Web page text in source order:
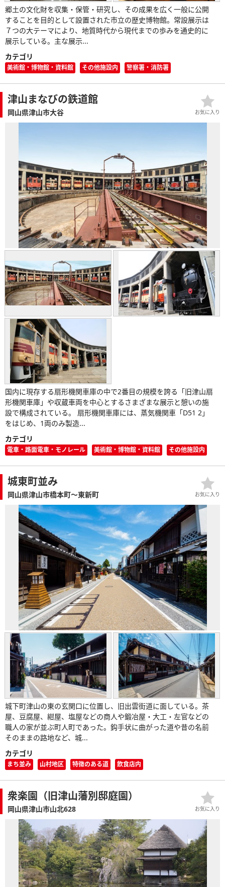
郷土の文化財を収集・保管・研究し、その成果を広く一般に公開
することを目的として設置された市立の歴史博物館。常設展示は
７つの大テーマにより、地質時代から現代までの歩みを通史的に
展示している。主な展示...
カテゴリ
美術館・博物館・資料館 その他施設内 警察署・消防署
津山まなびの鉄道館
岡山県津山市大谷
国内に現存する扇形機関車庫の中で2番目の規模を誇る「旧津山扇
形機関車庫」や収蔵車両を中心とするさまざまな展示と憩いの施
設で構成されている。 扇形機関車庫には、蒸気機関車「D51 2」
をはじめ、1両のみ製造...
カテゴリ
電車・路面電車・モノレール 美術館・博物館・資料館 その他施設内
お気に入り
城東町並み
岡山県津山市橋本町～東新町
城下町津山の東の玄関口に位置し、旧出雲街道に面している。茶
屋、豆腐屋、紺屋、塩屋などの商人や鍛冶屋・大工・左官などの
職人の家が並ぶ町人町であった。鈎手状に曲がった道や昔の名前
そのままの路地など、城...
カテゴリ
まち並み 山村地区 特徴のある道 飲食店内
お気に入り
衆楽園（旧津山藩別邸庭園）
岡山県津山市山北628 お気に入り